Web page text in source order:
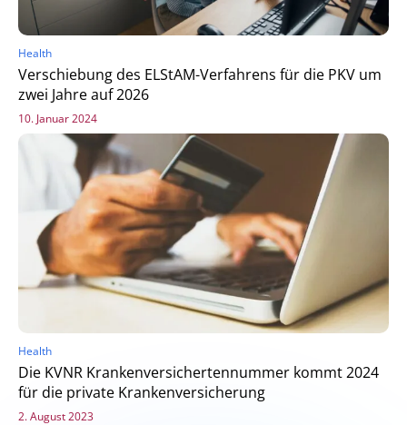
Health
Verschiebung des ELStAM-Verfahrens für die PKV um
zwei Jahre auf 2026
10. Januar 2024
Health
Die KVNR Krankenversichertennummer kommt 2024
für die private Krankenversicherung
2. August 2023